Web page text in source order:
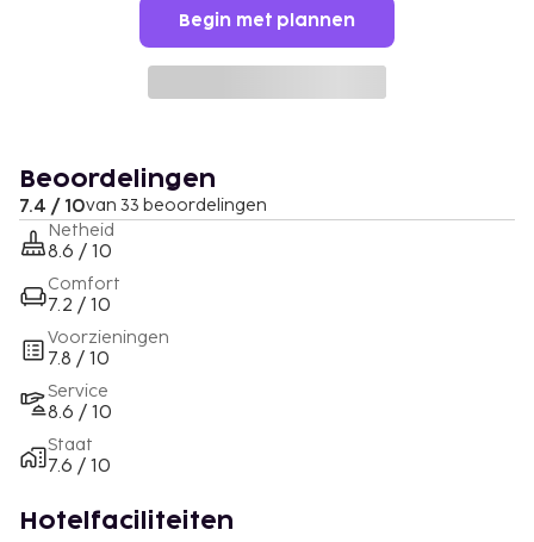
Begin met plannen
Beoordelingen
7.4 / 10van 33 beoordelingen
Netheid
8.6 / 10
Comfort
7.2 / 10
Voorzieningen
7.8 / 10
Service
8.6 / 10
Staat
7.6 / 10
Hotelfaciliteiten